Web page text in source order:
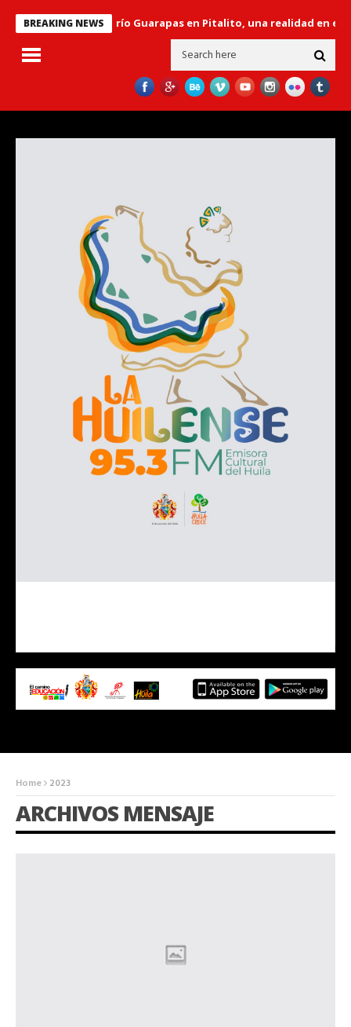
BREAKING NEWS
sobre el río Guarapas en Pitalito, una realidad en el gobierno
Home 2023
ARCHIVOS MENSAJE